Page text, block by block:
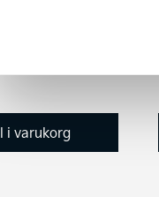
i varukorg